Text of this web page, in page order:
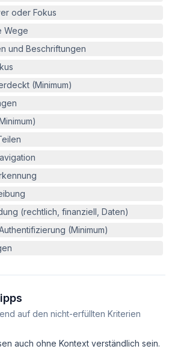
oder Fokus
Wege
und Beschriftungen
(Minimum)
(rechtlich, finanziell, Daten)
(Minimum)
auf den nicht-erfüllten Kriterien
auch ohne Kontext verständlich sein.